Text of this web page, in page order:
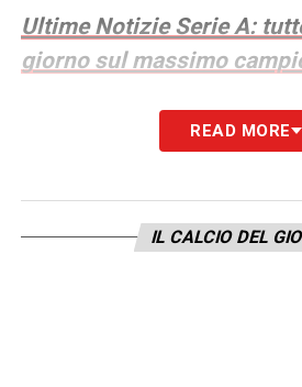
Ultime Notizie Serie A:
giorno sul massimo
MOMENTO SQUADRA–
momento abbiamo 5-6
speso e stanno spendendo
Tra questi anche Vardy, che
READ MORE
IL CALCIO DEL